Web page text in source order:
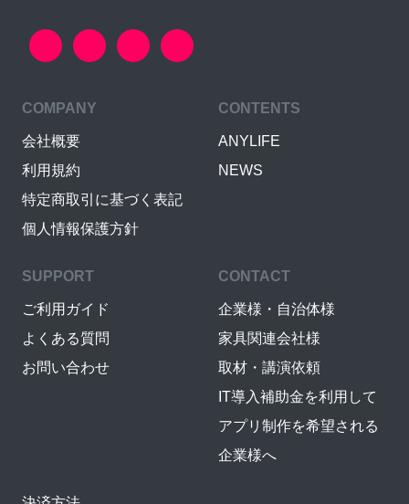
COMPANY
会社概要
利用規約
特定商取引に基づく表記
個人情報保護方針
CONTENTS
ANYLIFE
NEWS
SUPPORT
ご利用ガイド
よくある質問
お問い合わせ
CONTACT
企業様・自治体様
家具関連会社様
取材・講演依頼
IT導入補助金を利用して
アプリ制作を希望される
企業様へ